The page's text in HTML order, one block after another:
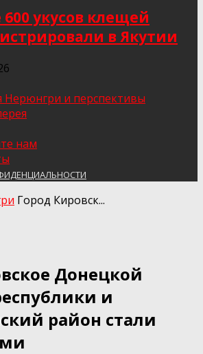
600 укусов клещей
в Якутии
Нерюнгри и перспективы
нам
Город Кировск...
Донецкой
и
район стали